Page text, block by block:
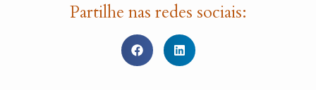
Partilhe nas redes sociais: